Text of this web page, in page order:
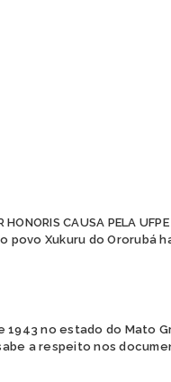
HONORIS CAUSA PELA
povo Xukuru do Ororubá
1943 no estado do Mato
a respeito nos